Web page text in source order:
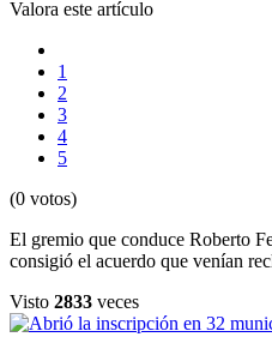
Valora este artículo
1
2
3
4
5
(0 votos)
El gremio que conduce Roberto
consigió el acuerdo que venían
Visto 2833 veces